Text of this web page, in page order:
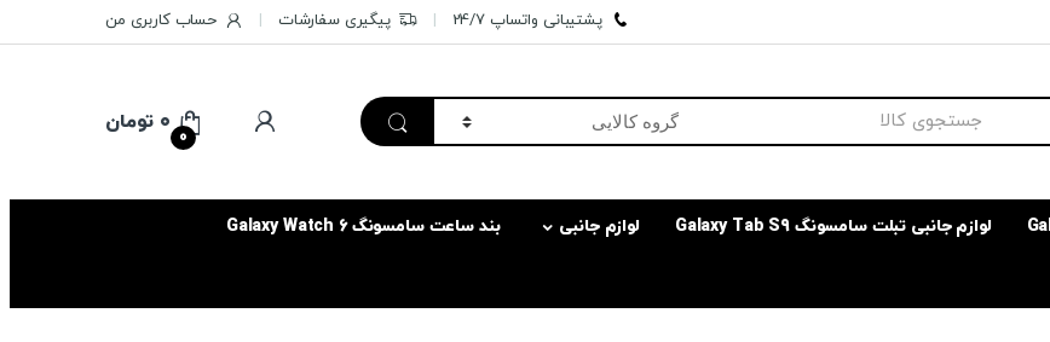
پشتیبانی واتساپ 24/7 پیگیری سفارشات حساب کاربری من
0
۰ تومان
لوازم جانبی تبلت سامسونگ Galaxy Tab S9 لوازم جانبی بند ساعت سامسونگ Galaxy Watch 6